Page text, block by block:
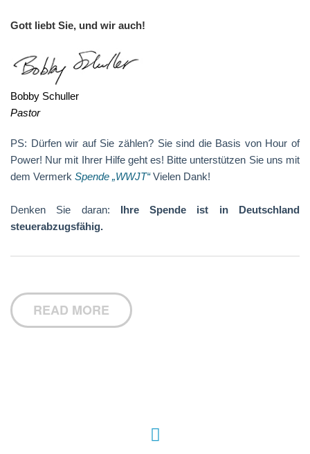
Gott liebt Sie, und wir auch!
Bobby Schuller
Pastor
PS: Dürfen wir auf Sie zählen? Sie sind die Basis von Hour of
Power! Nur mit Ihrer Hilfe geht es! Bitte unterstützen Sie uns mit
dem Vermerk Spende „WWJT“ Vielen Dank!
Denken Sie daran: Ihre Spende ist in Deutschland
steuerabzugsfähig.
READ MORE